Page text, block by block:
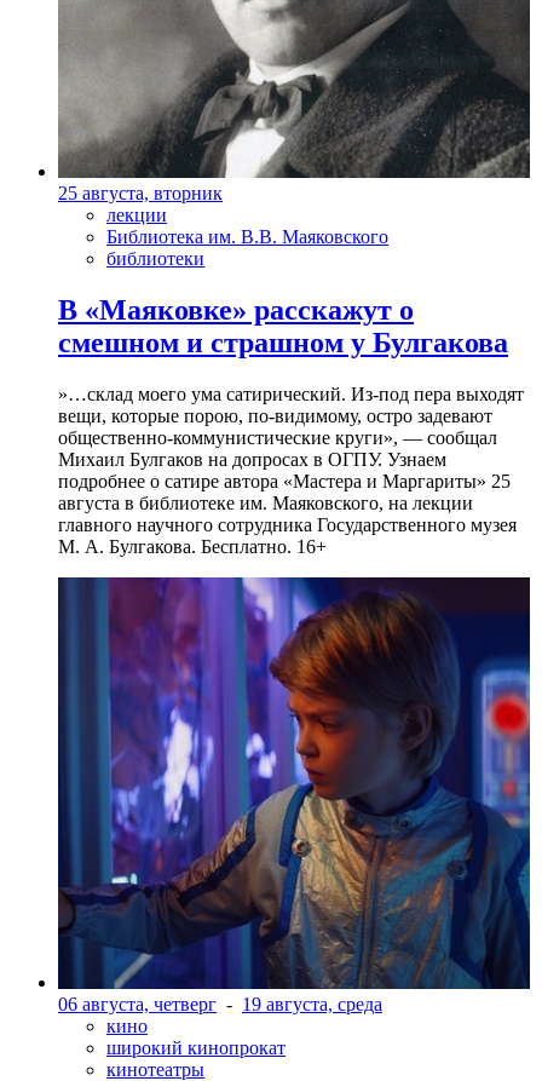
25 августа, вторник
лекции
Библиотека им. В.В. Маяковского
библиотеки
В «Маяковке» расскажут о
смешном и страшном у Булгакова
»…склад моего ума сатирический. Из-под пера выходят
вещи, которые порою, по-видимому, остро задевают
общественно-коммунистические круги», — сообщал
Михаил Булгаков на допросах в ОГПУ. Узнаем
подробнее о сатире автора «Мастера и Маргариты» 25
августа в библиотеке им. Маяковского, на лекции
главного научного сотрудника Государственного музея
М. А. Булгакова. Бесплатно. 16+
06 августа, четверг - 19 августа, среда
кино
широкий кинопрокат
кинотеатры